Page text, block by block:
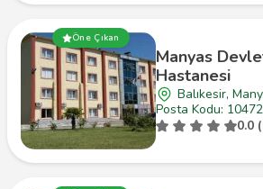
Öne Çıkan
Manyas
Hastanesi
Balıkesir,
Posta Kodu: 10472
0.0